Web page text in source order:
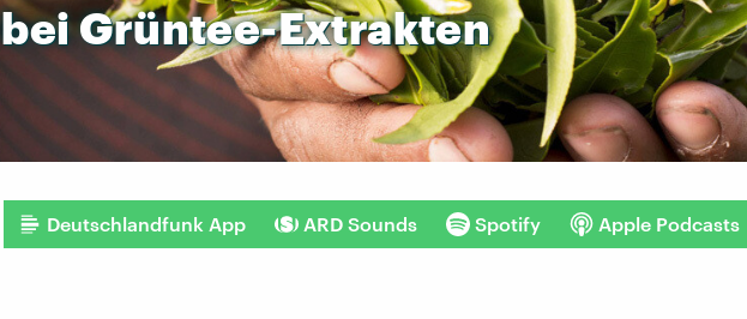
beiGrüntee-Extrakten
Deutschlandfunk App ARD Sounds Spotify Apple Podcasts